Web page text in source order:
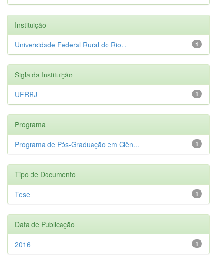
Instituição
1
Universidade Federal Rural do Rio...
Sigla da Instituição
1
UFRRJ
Programa
1
Programa de Pós-Graduação em Ciên...
Tipo de Documento
1
Tese
Data de Publicação
1
2016